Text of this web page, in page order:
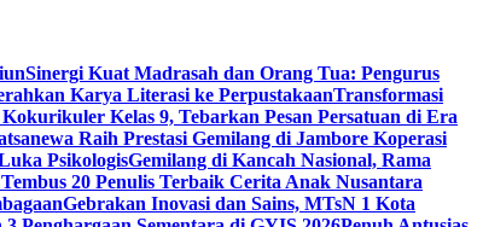
Sinergi Kuat Madrasah dan Orang Tua: Pengurus
Karya Literasi ke PerpustakaanTransformasi
Kelas 9, Tebarkan Pesan Persatuan di Era
Raih Prestasi Gemilang di Jambore Koperasi
PsikologisGemilang di Kancah Nasional, Rama
20 Penulis Terbaik Cerita Anak Nusantara
Gebrakan Inovasi dan Sains, MTsN 1 Kota